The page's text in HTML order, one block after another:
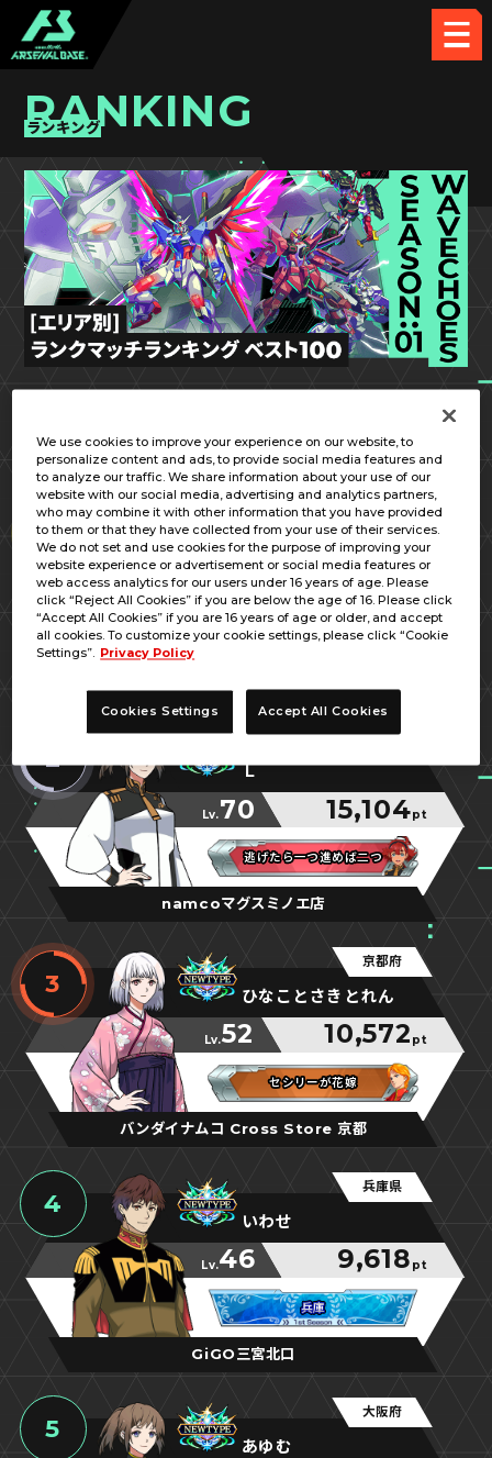
RANKING
ランキング
1
兵庫県
キルト／流星軍団
Lv.70 15,727pt
流星☆FQ6準優勝
流星☆FQ6準優勝
流星☆FQ6準優勝
2
大阪府
Ｌ
Lv.70 15,104pt
逃げたら一つ進めば二つ
逃げたら一つ進めば二つ
逃げたら一つ進めば二つ
namcoマグスミノエ店
3
京都府
ひなことさきとれん
Lv.52 10,572 pt
セシリーが花嫁
セシリーが花嫁
セシリーが花嫁
バンダイナムコ Cross Store 京都
4
兵庫県
いわせ
Lv.46 9,618 pt
兵庫
兵庫
兵庫
GiGO三宮北口
5
大阪府
あゆむ
We use cookies to improve your experience on our website, to
personalize content and ads, to provide social media features and
to analyze our traffic. We share information about your use of our
website with our social media, advertising and analytics partners,
who may combine it with other information that you have provided
to them or that they have collected from your use of their services.
We do not set and use cookies for the purpose of improving your
website experience or advertisement or social media features or
web access analytics for our users under 16 years of age. Please
click “Reject All Cookies” if you are below the age of 16. Please click
“Accept All Cookies” if you are 16 years of age or older, and accept
all cookies. To customize your cookie settings, please click “Cookie
Settings”. Privacy Policy
Cookies Settings Accept All Cookies